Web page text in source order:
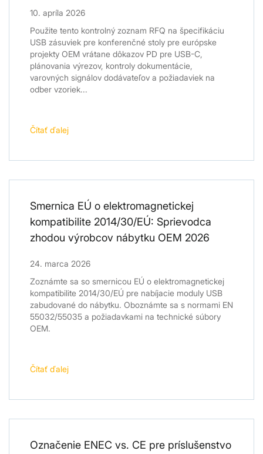
10. apríla 2026
Použite tento kontrolný zoznam RFQ na špecifikáciu
USB zásuviek pre konferenčné stoly pre európske
projekty OEM vrátane dôkazov PD pre USB-C,
plánovania výrezov, kontroly dokumentácie,
varovných signálov dodávateľov a požiadaviek na
odber vzoriek...
Čítať ďalej
Smernica EÚ o elektromagnetickej
kompatibilite 2014/30/EÚ: Sprievodca
zhodou výrobcov nábytku OEM 2026
24. marca 2026
Zoznámte sa so smernicou EÚ o elektromagnetickej
kompatibilite 2014/30/EÚ pre nabíjacie moduly USB
zabudované do nábytku. Oboznámte sa s normami EN
55032/55035 a požiadavkami na technické súbory
OEM.
Čítať ďalej
Označenie ENEC vs. CE pre príslušenstvo